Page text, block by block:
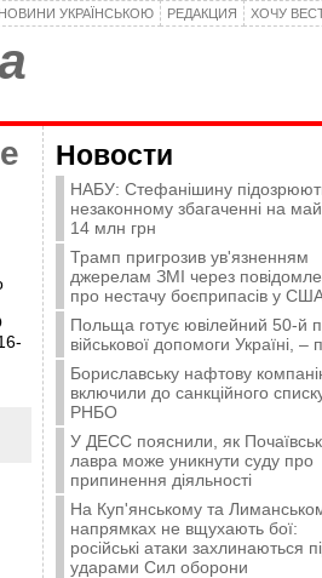
НОВИНИ УКРАЇНСЬКОЮ РЕДАКЦИЯ ХОЧУ
Новости
НАБУ: Стефанішину
незаконному збагаченні на
14 млн грн
Трамп пригрозив ув'язненням
джерелам ЗМІ через
про нестачу боєприпасів у
Польща готує ювілейний 50-й
військової допомоги Україні, –
Бориславську нафтову
включили до санкційного
РНБО
У ДЕСС пояснили, як
лавра може уникнути суду про
припинення діяльності
На Куп'янському та
напрямках не вщухають бої:
російські атаки захлинаються
ударами Сил оборони